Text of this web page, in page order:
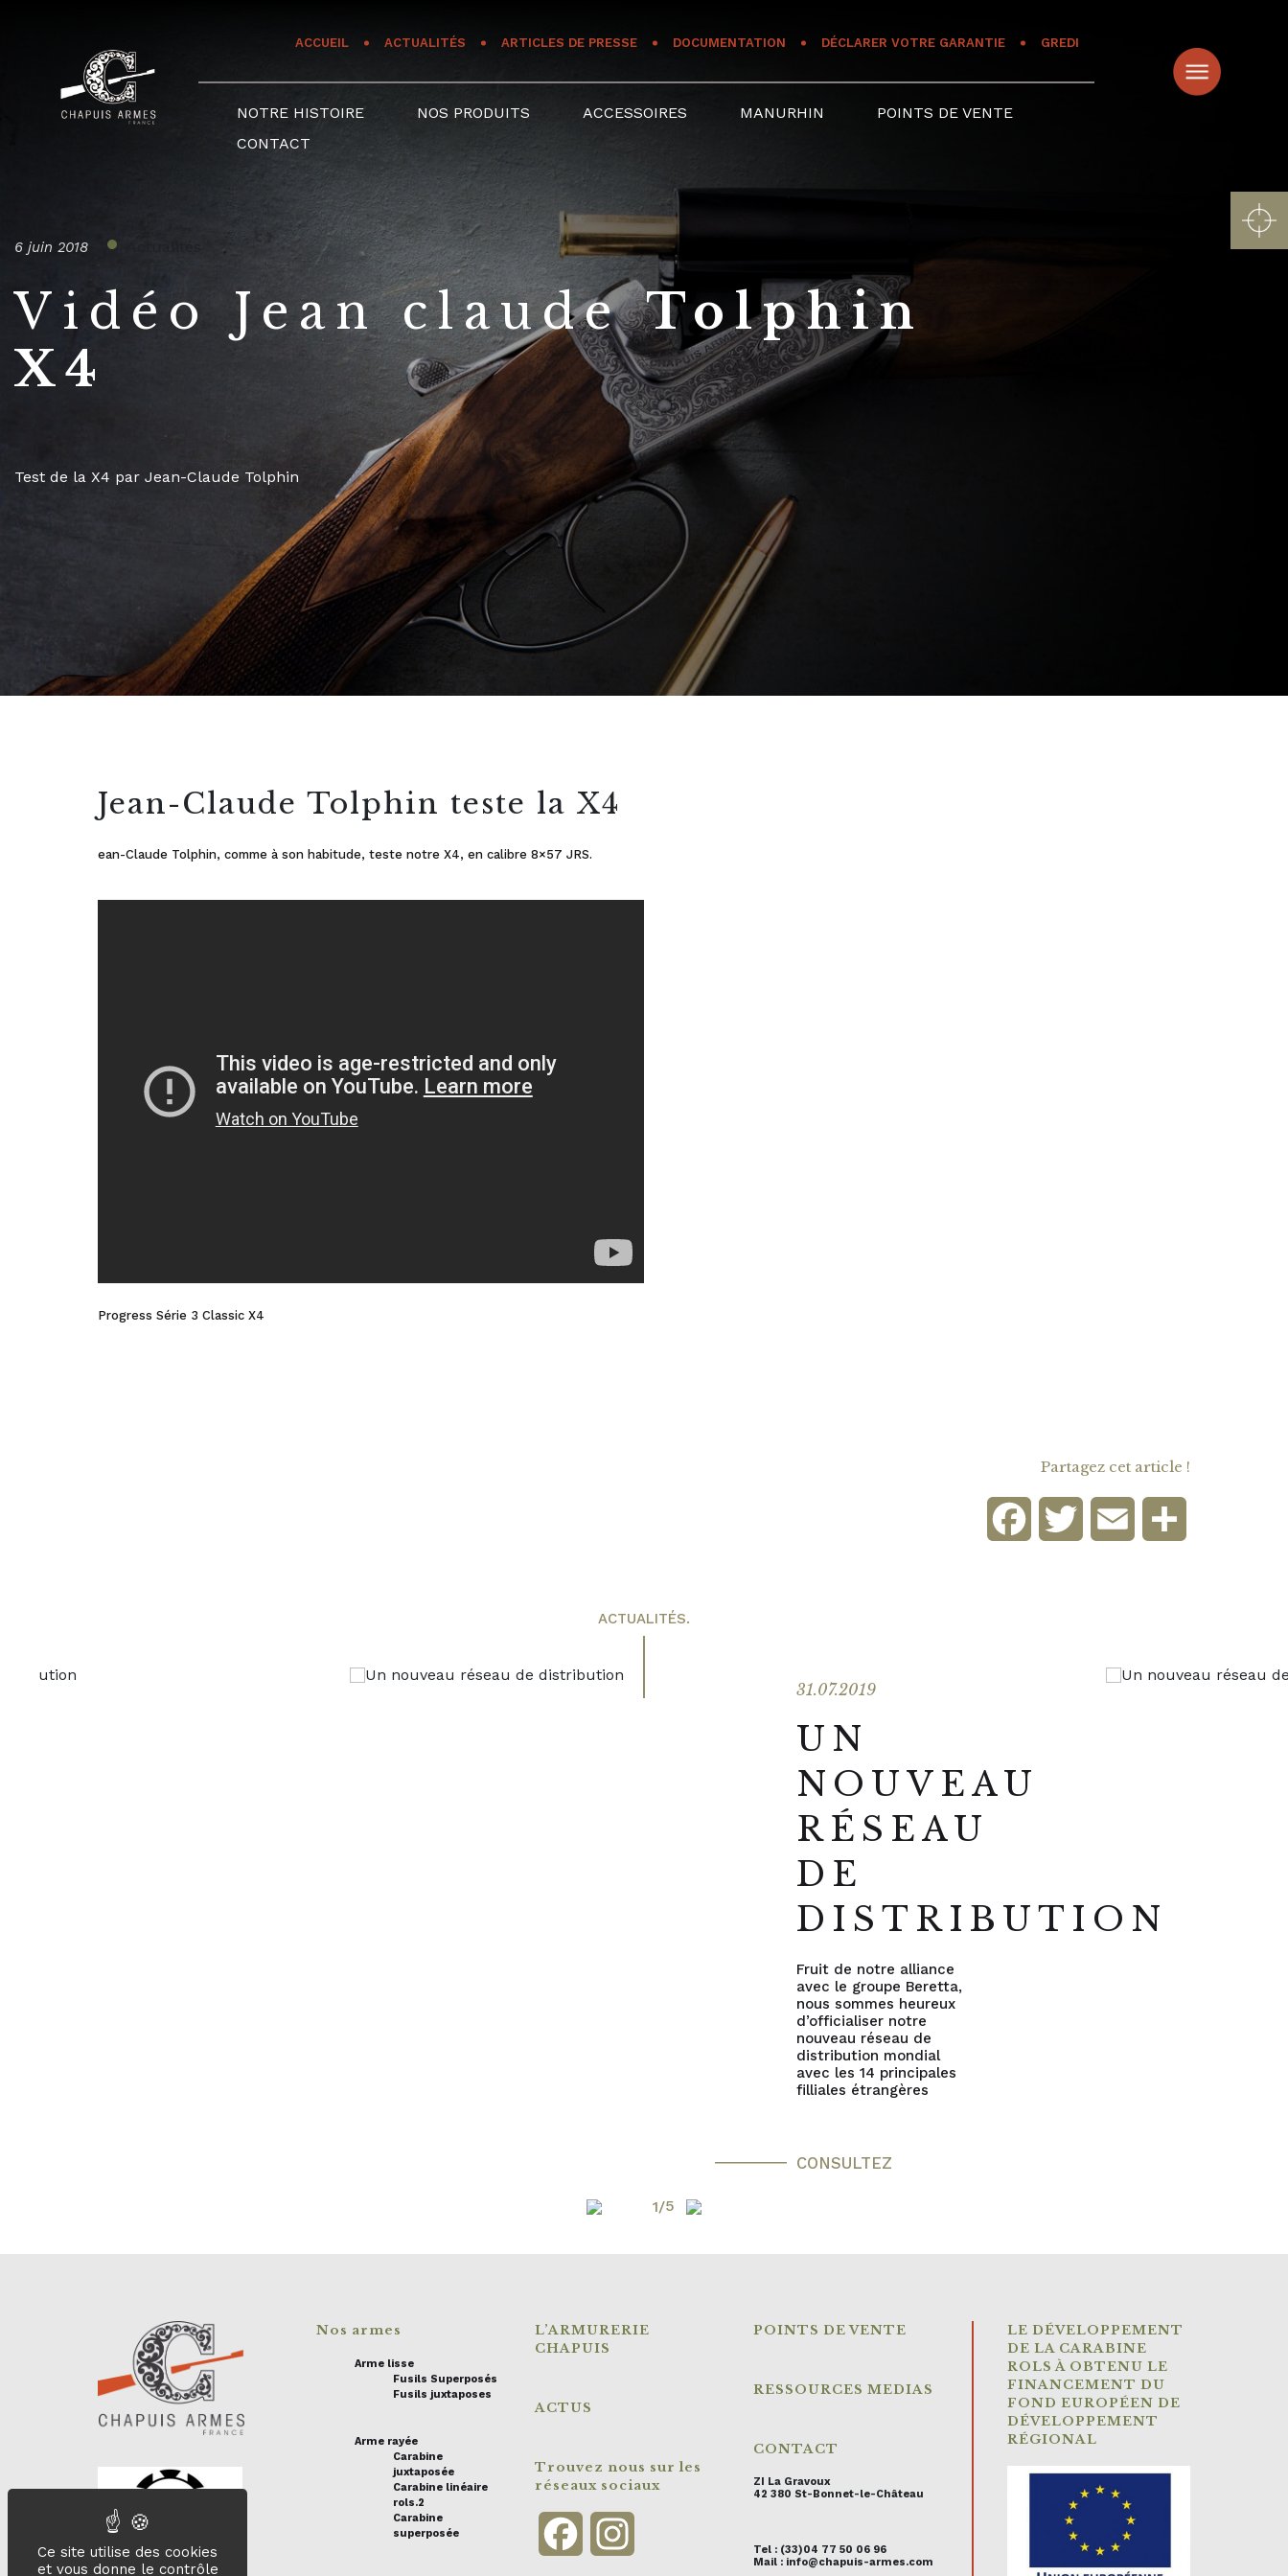
ACCUEIL ACTUALITÉS ARTICLES DE PRESSE DOCUMENTATION DÉCLARER VOTRE GARANTIE GREDI
NOTRE HISTOIRE NOS PRODUITS ACCESSOIRES MANURHIN
POINTS DE VENTE
CONTACT
6 juin 2018
Vidéo Jean claudeTolphin
X4
Test de la X4 par Jean-Claude Tolphin
Jean-Claude Tolphin teste la X4
ean-Claude Tolphin, comme à son habitude, teste notre X4, en calibre 8×57 JRS.
Progress Série 3 Classic X4
Partagez cet article !
FacebookTwitter Email
ACTUALITÉS.
31.07.2019
UN
NOUVEAU
RÉSEAU
DE
DISTRIBUTION
Fruit de notre alliance
avec le groupe Beretta,
nous sommes heureux
d’officialiser notre
nouveau réseau de
distribution mondial
avec les 14 principales
filliales étrangères
CONSULTEZ
Nos armes
Arme lisse
Fusils Superposés
Fusils juxtaposes
Arme rayée
Carabine
juxtaposée
Carabine linéaire
rols.2
Carabine
superposée
L’ARMURERIE
CHAPUIS
ACTUS
Trouvez nous sur les
réseaux sociaux
Facebook
POINTS DE VENTE
RESSOURCES MEDIAS
CONTACT
ZI La Gravoux
42 380 St-Bonnet-le-Château
Tel : (33)04 77 50 06 96
Mail : info@chapuis-armes.com
LE DÉVELOPPEMENT
DE LA CARABINE
ROLS À OBTENU LE
FINANCEMENT DU
FOND EUROPÉEN DE
DÉVELOPPEMENT
RÉGIONAL
Ce site utilise des cookies
et vous donne le contrôle